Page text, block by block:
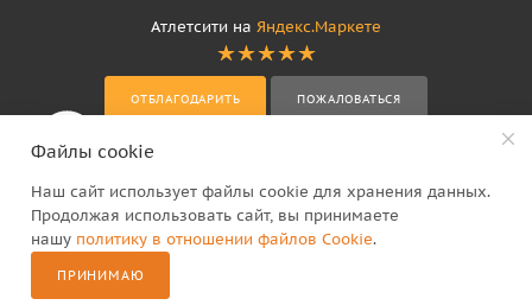
Атлетсити на Яндекс.Маркете
ОТБЛАГОДАРИТЬ ПОЖАЛОВАТЬСЯ
Файлы cookie
Наш сайт использует файлы cookie для хранения данных.
Продолжая использовать сайт, вы принимаете
нашу политику в отношении файлов Cookie.
ПРИНИМАЮ
Каталог Сравнение